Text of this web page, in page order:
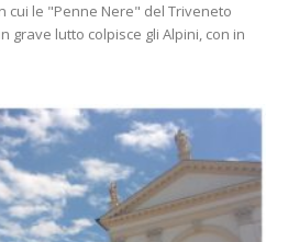
cui le "Penne Nere" del Triveneto
grave lutto colpisce gli Alpini, con in